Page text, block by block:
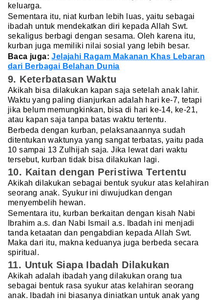
keluarga.
Sementara itu, niat kurban lebih luas, yaitu sebagai
ibadah untuk mendekatkan diri kepada Allah Swt.
sekaligus berbagi dengan sesama. Oleh karena itu,
kurban juga memiliki nilai sosial yang lebih besar.
Baca juga:Jelajahi Ragam Makanan Khas Lebaran
dari Berbagai Belahan Dunia
9. Keterbatasan Waktu
Akikah bisa dilakukan kapan saja setelah anak lahir.
Waktu yang paling dianjurkan adalah hari ke-7, tetapi
jika belum memungkinkan, bisa di hari ke-14, ke-21,
atau kapan saja tanpa batas waktu tertentu.
Berbeda dengan kurban, pelaksanaannya sudah
ditentukan waktunya yang sangat terbatas, yaitu pada
10 sampai 13 Zulhijah saja. Jika lewat dari waktu
tersebut, kurban tidak bisa dilakukan lagi.
10. Kaitan dengan Peristiwa Tertentu
Akikah dilakukan sebagai bentuk syukur atas kelahiran
seorang anak. Syukur ini diwujudkan dengan
menyembelih hewan.
Sementara itu, kurban berkaitan dengan kisah Nabi
Ibrahim a.s. dan Nabi Ismail a.s. Ibadah ini menjadi
tanda ketaatan dan pengabdian kepada Allah Swt.
Maka dari itu, makna keduanya juga berbeda secara
spiritual.
11. Untuk Siapa Ibadah Dilakukan
Akikah adalah ibadah yang dilakukan orang tua
sebagai bentuk rasa syukur atas kelahiran seorang
anak. Ibadah ini biasanya diniatkan untuk anak yang